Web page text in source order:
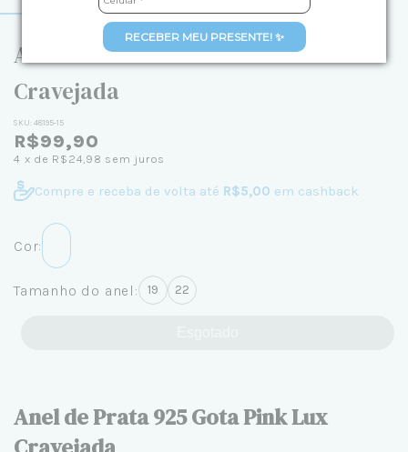
RECEBER MEU PRESENTE! ✨
Anel de Prata Gota Pink Lux
Cravejada
SKU: 48195-15
R$99,90
4 x de R$24,98 sem juros
Compre e receba de volta até R$5,00 em cashback
Cor:
Tamanho do anel: 19 22
Anel de Prata 925 Gota Pink Lux